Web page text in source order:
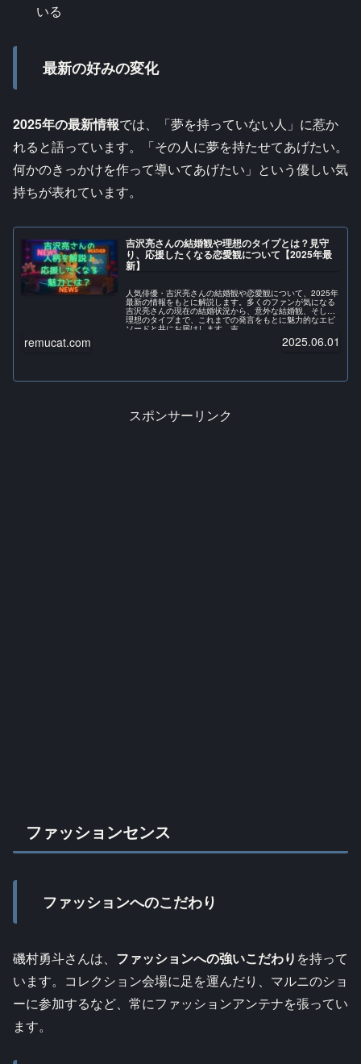
いる
最新の好みの変化
2025年の最新情報では、「夢を持っていない人」に惹か
れると語っています。「その人に夢を持たせてあげたい。
何かのきっかけを作って導いてあげたい」という優しい気
持ちが表れています。
吉沢亮さんの結婚観や理想のタイプとは？見守
り、応援したくなる恋愛観について【2025年最
新】
人気俳優・吉沢亮さんの結婚観や恋愛観について、2025年
最新の情報をもとに解説します。多くのファンが気になる
吉沢亮さんの現在の結婚状況から、意外な結婚観、そして
理想のタイプまで、これまでの発言をもとに魅力的なエピ
ソードと共にお届けします。吉...
remucat.com 2025.06.01
スポンサーリンク
ファッションセンス
ファッションへのこだわり
磯村勇斗さんは、 ファッションへの強いこだわり を持って
います。コレクション会場に足を運んだり、マルニのショ
ーに参加するなど、常にファッションアンテナを張ってい
ます。